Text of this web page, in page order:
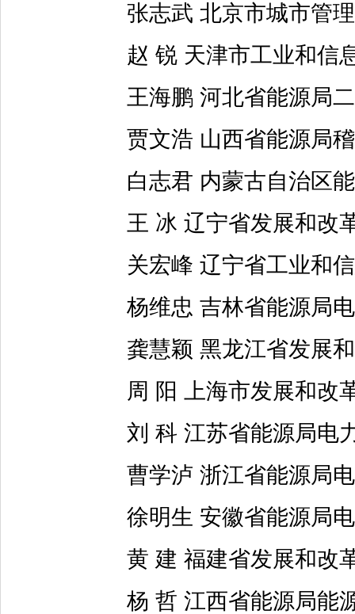
张志武 北京市城市管理
赵 锐 天津市工业和信
王海鹏 河北省能源局二
贾文浩 山西省能源局稽
白志君 内蒙古自治区能
王 冰 辽宁省发展和改
关宏峰 辽宁省工业和信
杨维忠 吉林省能源局电
龚慧颖 黑龙江省发展和
周 阳 上海市发展和改
刘 科 江苏省能源局电
曹学泸 浙江省能源局电
徐明生 安徽省能源局电
黄 建 福建省发展和改
杨 哲 江西省能源局能